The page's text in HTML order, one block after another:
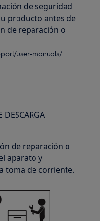
de seguridad
producto antes de
de reparación o
user-manuals/
DESCARGA
de reparación o
aparato y
toma de corriente.